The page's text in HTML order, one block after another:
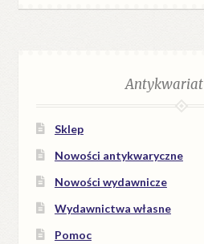
Antykwariat
Sklep
Nowości antykwaryczne
Nowości wydawnicze
Wydawnictwa własne
Pomoc